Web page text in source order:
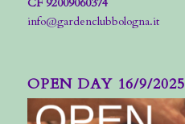
info@gardenclubbologna.it
OPEN DAY 16/9/2025